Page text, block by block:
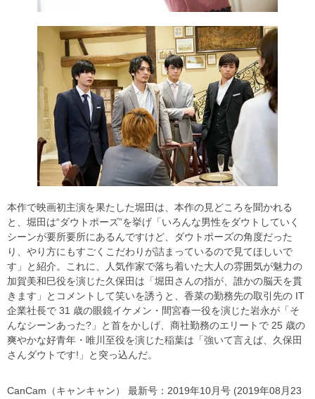
本作で映画初主演を果たした堀田は、本作の見どころを聞かれる
と、堀田は“ダウトポーズ”を挙げ「いろんな男性をダウトしていく
シーンが要所要所にあるんですけど、ダウトポーズの角度だった
り、やり方にもすごくこだわりが詰まっているので見てほしいで
す」と紹介。これに、人気作家で落ち着いた大人の雰囲気が魅力の
加賀美和巳役を演じた久保田は「堀田さんの指が、誰かの脳天を貫
きます」とコメントして笑いを誘うと、香菜の勤務先の取引先の IT
企業社長で 31 歳の眼鏡イケメン・間宮春一役を演じた岩永が「そ
んなシーンあった?」と首をかしげ、商社勤務のエリートで 25 歳の
爽やかな好青年・唯川至役を演じた稲葉は「強いて言えば、久保田
さんダウトです!」と突っ込んだ。
CanCam（キャンキャン） 最新号：2019年10月号 (2019年08月23